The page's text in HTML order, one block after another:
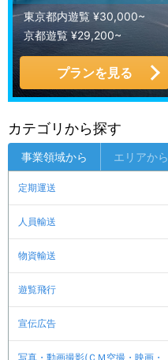
東京都内遊覧 ¥30,000~
京都遊覧 ¥29,200~
プランを見る
カテゴリから探す
事業領域から エリアから
定期運送
人員輸送
物資輸送
遊覧飛行
宣伝広告
写真・動画撮影(ＣＭ空撮・映画・